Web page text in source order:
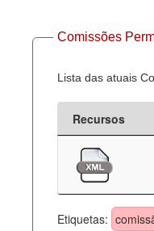
Comissões
Lista das atuais
Recursos
Etiquetas: